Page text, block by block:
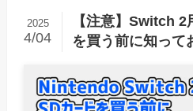
【注意】Switch
を買う前に知って
2025
4/04